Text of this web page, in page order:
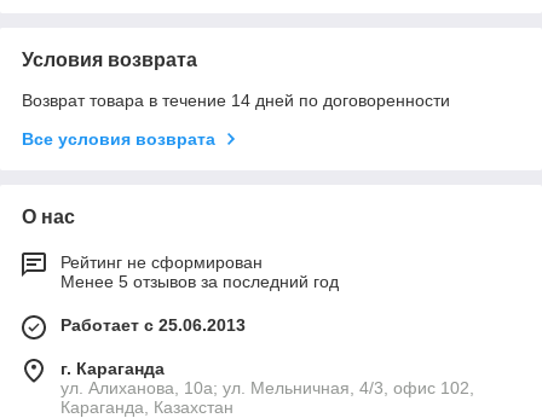
Условия возврата
Возврат товара в течение 14 дней по договоренности
Все условия возврата
О нас
Рейтинг не сформирован
Менее 5 отзывов за последний год
Работает с 25.06.2013
г. Караганда
ул. Алиханова, 10а; ул. Мельничная, 4/3, офис 102,
Караганда, Казахстан